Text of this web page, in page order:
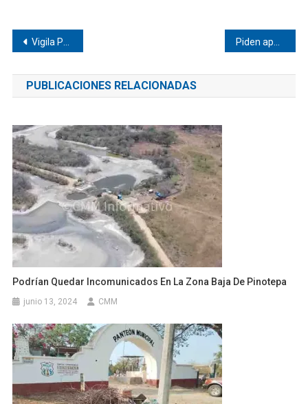
Navegación
de
entradas
Vigila Policia Estatal a los Jicayanes Piden apoyo económico para jinete de lo de Soto
PUBLICACIONES RELACIONADAS
Podrían Quedar Incomunicados En La Zona Baja De Pinotepa
junio 13, 2024 CMM